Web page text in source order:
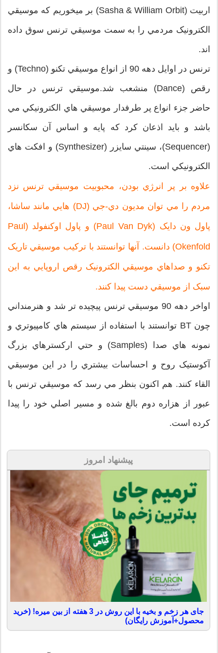
اربيت (Sasha & William Orbit) بر ميخوريم که موسيقي
الکترونيک مردمي را به سمت موسيقي ترنس سوق داده
اند.
ترنس در اوايل دهه 90 از انواع موسيقي تکنو (Techno) و
رقص (Dance) منشعب شد.موسيقي ترنس در حال
حاضر جزء انواع پر طرفدار موسيقي هاي الکترونيکي مي
باشد و بايد اذعان کرد که پايه و اساس آن سکانسر
(Sequencer)، سينتي سايزر (Synthesizer) و افکت هاي
الکترونيکي است.
علاوه بر پر انرژي بودن، محبوبيت موسيقي ترنس نزد
مردم را مي توان مديون دي-جي (DJ) هايي مانند ساشا،
پاول ون دايک (Paul Van Dyk) و پاول اوکنفولد (Paul
Okenfold) دانست. آنها توانستند با ترکيب موسيقي تاريک
تکنو و صداهاي موسيقي الکترونيک رقص اروپايي به اين
سبک از موسيقي دست پيدا کنند.
اواخر دهه 90 موسيقي ترنس پيچيده تر شد و هنرمنداني
چون BT توانستند با استفاده از سيستم هاي کامپيوتري و
نمونه هاي صدا (Samples) و حتي ارکسترهاي بزرگ
آکوستيک روح و احساسات بيشتري را در اين موسيقي
القاء کنند. هم اکنون بنظر مي رسد که موسيقي ترنس با
عبور از هزاره دوم بالغ شده و مسير اصلي خود را پيدا
کرده است.
پیشنهاد امروز
جای هر زخم و بخیه با این روش در 3 هفته از بین میره! (خرید
محصول+آموزش رایگان)